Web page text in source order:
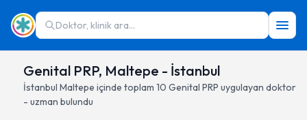
Doktor, klinik ara...
Genital PRP, Maltepe - İstanbul
İstanbul Maltepe içinde toplam 10 Genital PRP uygulayan doktor
- uzman bulundu